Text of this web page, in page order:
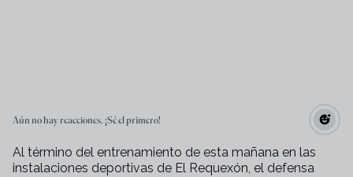
Aún no hay reacciones. ¡Sé el primero!
Al término del entrenamiento de esta mañana en las
instalaciones deportivas de El Requexón, el defensa